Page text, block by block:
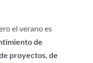
el verano es
de
proyectos, de